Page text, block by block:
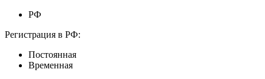
РФ
Регистрация в РФ:
Постоянная
Временная